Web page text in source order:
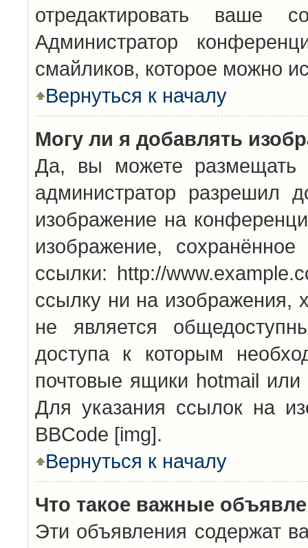
отредактировать ваше
Администратор
смайликов, которое можно
Вернуться к началу
Могу ли я добавлять
Да, вы можете размещать
администратор разрешил
изображение на
изображение,
ссылки: http://
ссылку ни на
не является
доступа к которым
почтовые ящики hotmail
Для указания ссылок на
BBCode [img].
Вернуться к началу
Что такое важные
Эти объявления содержат